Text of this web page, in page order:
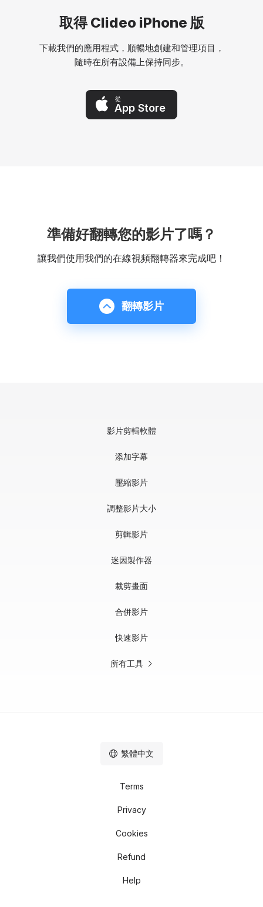
取得 Clideo iPhone 版
下載我們的應用程式，順暢地創建和管理項目，
隨時在所有設備上保持同步。
從
App Store
準備好翻轉您的影片了嗎？
讓我們使用我們的在線視頻翻轉器來完成吧！
翻轉影片
影片剪輯軟體
添加字幕
壓縮影片
調整影片大小
剪輯影片
迷因製作器
裁剪畫面
合併影片
快速影片
所有工具
Terms
Privacy
Cookies
Refund
Help
繁體中文